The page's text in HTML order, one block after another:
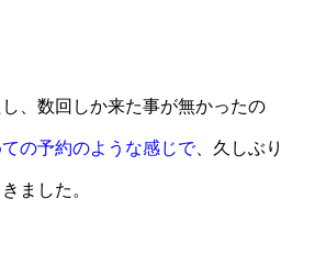
、数回しか来た事が無かったの
の予約のような感じで、久しぶり
ました。